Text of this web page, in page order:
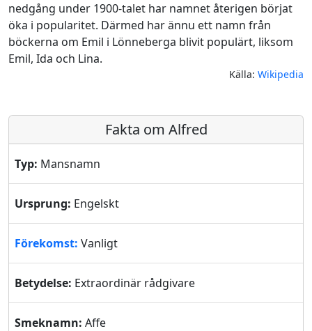
nedgång under 1900-talet har namnet återigen börjat
öka i popularitet. Därmed har ännu ett namn från
böckerna om Emil i Lönneberga blivit populärt, liksom
Emil, Ida och Lina.
Källa: Wikipedia
Fakta om Alfred
Typ: Mansnamn
Ursprung: Engelskt
Förekomst: Vanligt
Betydelse: Extraordinär rådgivare
Smeknamn: Affe